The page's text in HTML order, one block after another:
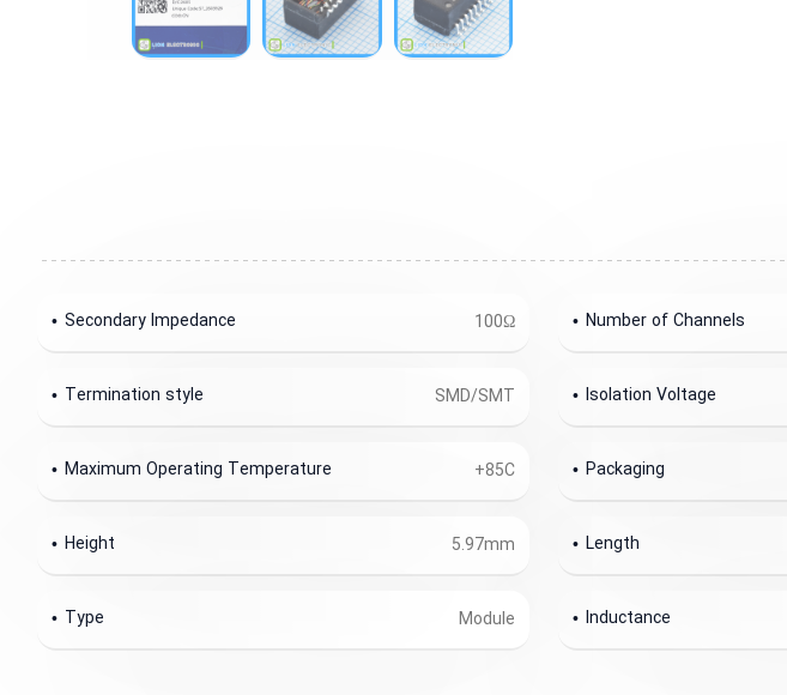
Number of Channels
100Ω
Secondary Impedance
Isolation Voltage
SMD/SMT
Termination style
Packaging
+85C
Maximum Operating Temperature
Length
5.97mm
Height
Inductance
Module
Type